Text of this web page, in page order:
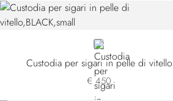
BLACK
Custodia per sigari in pelle di vitello
€ 450